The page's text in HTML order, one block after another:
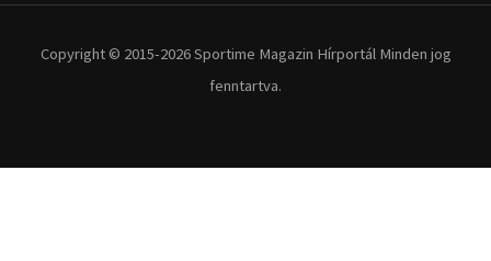
Copyright © 2015-2026 Sportime Magazin Hírportál Minden jog
fenntartva.